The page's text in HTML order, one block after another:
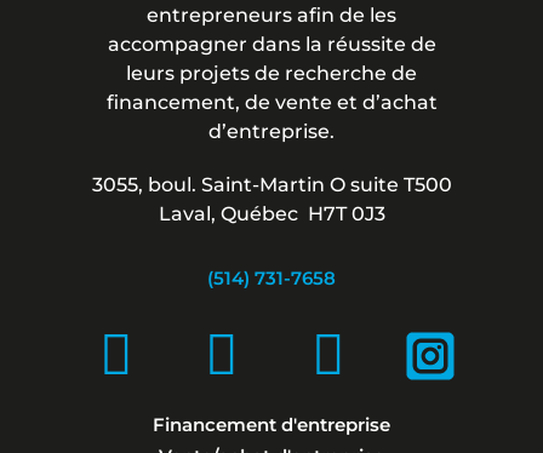
entrepreneurs afin de les
accompagner dans la réussite de
leurs projets de recherche de
financement, de vente et d’achat
d’entreprise.
3055, boul. Saint-Martin O suite T500
Laval, Québec H7T 0J3
(514) 731-7658
Financement d'entreprise